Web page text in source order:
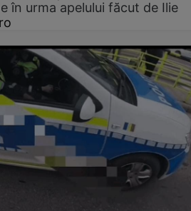
în urma apelului făcut de Ilie